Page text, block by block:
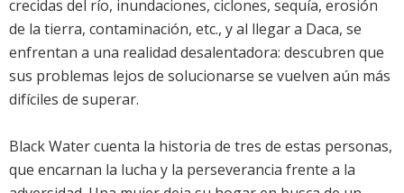
crecidas del río, inundaciones, ciclones, sequía, erosión
de la tierra, contaminación, etc., y al llegar a Daca, se
enfrentan a una realidad desalentadora: descubren que
sus problemas lejos de solucionarse se vuelven aún más
difíciles de superar.
Black Water cuenta la historia de tres de estas personas,
que encarnan la lucha y la perseverancia frente a la